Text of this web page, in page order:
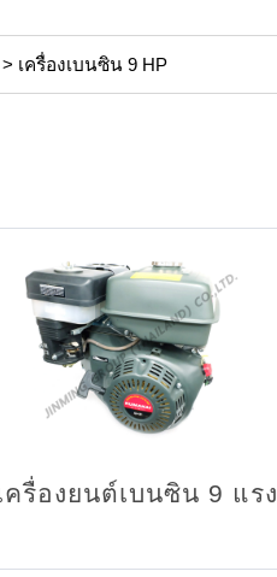
> เครื่องเบนซิน 9 HP
ครื่องยนต์เบนซิน 9 แรง